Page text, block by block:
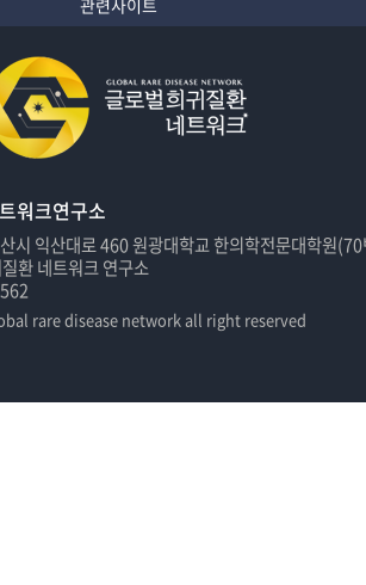
관련사이트
워크연구소
시 익산대로 460 원광대학교 한의학전문대학원
환 네트워크 연구소
rare disease network all right reserved